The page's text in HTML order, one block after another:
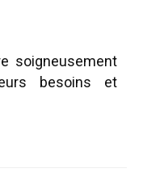
soigneusement
besoins et